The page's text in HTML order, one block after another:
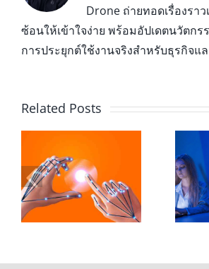
Drone ถ่ายทอดเรื่องรา
ซ้อนให้เข้าใจง่าย พร้อมอัปเดตนวัตกร
การประยุกต์ใช้งานจริงสำหรับธุรกิจแ
Related Posts
มหาวิทยาลัย:
บทบาทของ Hand
Tracking ในการ